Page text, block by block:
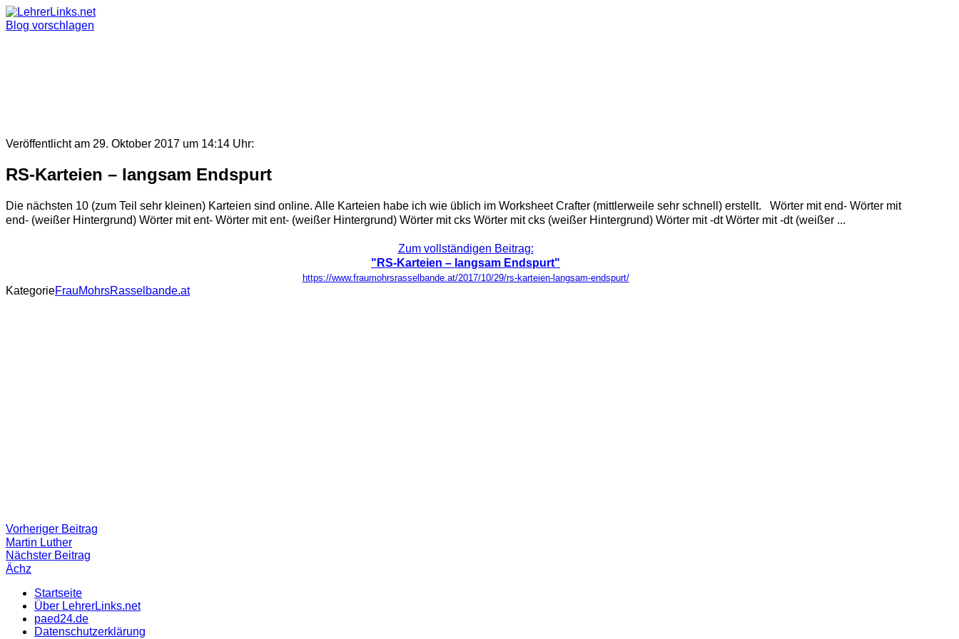
Skip
to
Blog vorschlagen
Veröffentlicht am 29. Oktober 2017 um 14:14 Uhr:
RS-Karteien – langsam Endspurt
Die nächsten 10 (zum Teil sehr kleinen) Karteien sind online. Alle Karteien habe ich wie üblich im Worksheet Crafter (mittlerweile sehr schnell) erstellt. Wörter mit end- Wörter mit
end- (weißer Hintergrund) Wörter mit ent- Wörter mit ent- (weißer Hintergrund) Wörter mit cks Wörter mit cks (weißer Hintergrund) Wörter mit -dt Wörter mit -dt (weißer ...
Zum vollständigen Beitrag:
"RS-Karteien – langsam Endspurt"
https://www.fraumohrsrasselbande.at/2017/10/29/rs-karteien-langsam-endspurt/
KategorieFrauMohrsRasselbande.at
Beitragsnavigation
Vorheriger Beitrag
Martin Luther
Nächster Beitrag
Ächz
Startseite
Über LehrerLinks.net
paed24.de
Datenschutzerklärung